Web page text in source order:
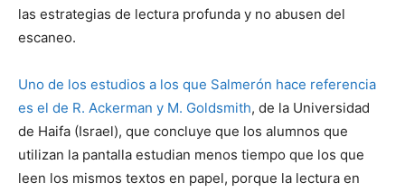
las estrategias de lectura profunda y no abusen del
escaneo.
Uno de los estudios a los que Salmerón hace referencia
es el de R. Ackerman y M. Goldsmith, de la Universidad
de Haifa (Israel), que concluye que los alumnos que
utilizan la pantalla estudian menos tiempo que los que
leen los mismos textos en papel, porque la lectura en